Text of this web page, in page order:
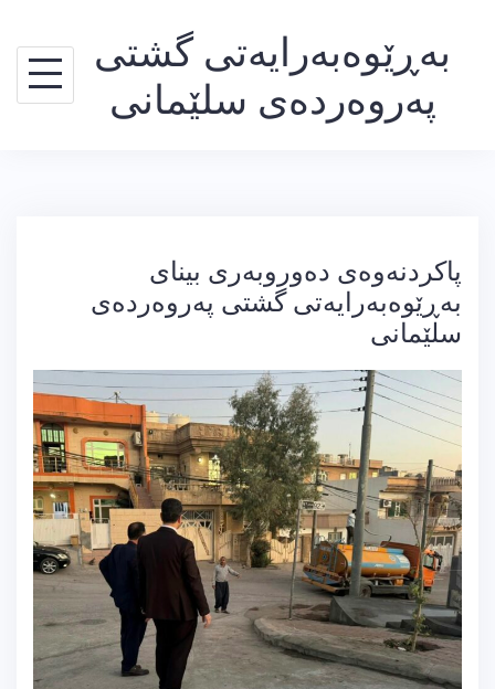
بەڕێوەبەرایەتی گشتی
پەروەردەی سلێمانی
پاکردنەوەی دەوروبەری بینای
بەڕێوەبەرایەتی گشتی پەروەردەی
سلێمانی